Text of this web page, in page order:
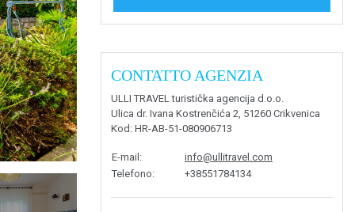
CONTATTO AGENZIA
ULLI TRAVEL turistička agencija d.o.o.
Ulica dr. Ivana Kostrenčića 2, 51260 Crikvenica
Kod : HR-AB-51-080906713
E-mail :
info@ullitravel.com
Telefono: +38551784134